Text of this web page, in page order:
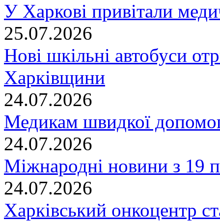
У Харкові привітали
25.07.2026
Нові шкільні автобуси
Харківщини
24.07.2026
Медикам швидкої
24.07.2026
Міжнародні новини з 19
24.07.2026
Харківський онкоцентр